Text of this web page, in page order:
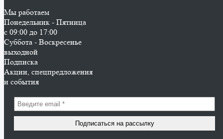
Мы работаем
Понедельник - Пятница
с 09:00 до 17:00
Суббота - Воскресенье
выходной
Подписка
Акции, спецпредложения
и события